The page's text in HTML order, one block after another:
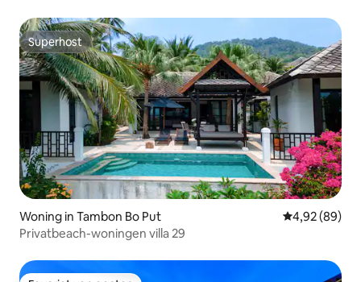
Superhost
Superhost
Woning in Tambon Bo Put Gemiddelde
4,92 (89)
Privatbeach-woningen villa 29